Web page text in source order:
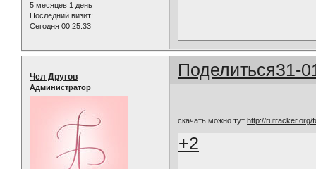
5 месяцев 1 день
Последний визит:
Сегодня 00:25:33
Поделиться31-
Чел Другов
Администратор
скачать можно тутhttp://rutracker.org/
+2